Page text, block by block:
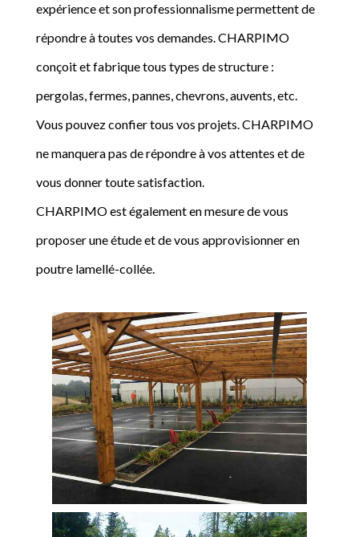
expérience et son professionnalisme permettent de
répondre à toutes vos demandes. CHARPIMO
conçoit et fabrique tous types de structure :
pergolas, fermes, pannes, chevrons, auvents, etc.
Vous pouvez confier tous vos projets. CHARPIMO
ne manquera pas de répondre à vos attentes et de
vous donner toute satisfaction.
CHARPIMO est également en mesure de vous
proposer une étude et de vous approvisionner en
poutre lamellé-collée.